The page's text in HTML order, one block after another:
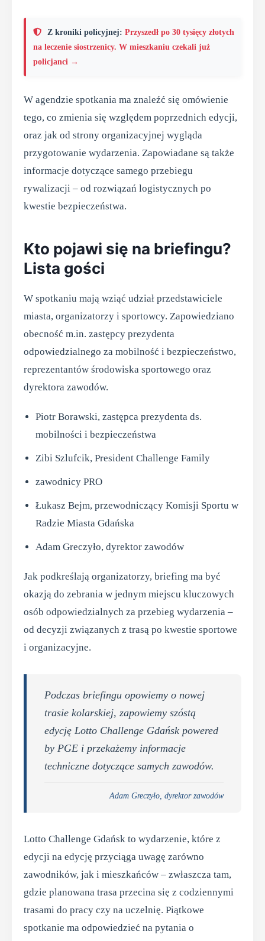
Z kroniki policyjnej: Przyszedł po 30 tysięcy złotych
na leczenie siostrzenicy. W mieszkaniu czekali już
policjanci →
W agendzie spotkania ma znaleźć się omówienie
tego, co zmienia się względem poprzednich edycji,
oraz jak od strony organizacyjnej wygląda
przygotowanie wydarzenia. Zapowiadane są także
informacje dotyczące samego przebiegu
rywalizacji – od rozwiązań logistycznych po
kwestie bezpieczeństwa.
Kto pojawi się na briefingu?
Lista gości
W spotkaniu mają wziąć udział przedstawiciele
miasta, organizatorzy i sportowcy. Zapowiedziano
obecność m.in. zastępcy prezydenta
odpowiedzialnego za mobilność i bezpieczeństwo,
reprezentantów środowiska sportowego oraz
dyrektora zawodów.
Piotr Borawski, zastępca prezydenta ds.
mobilności i bezpieczeństwa
Zibi Szlufcik, President Challenge Family
zawodnicy PRO
Łukasz Bejm, przewodniczący Komisji Sportu w
Radzie Miasta Gdańska
Adam Greczyło, dyrektor zawodów
Jak podkreślają organizatorzy, briefing ma być
okazją do zebrania w jednym miejscu kluczowych
osób odpowiedzialnych za przebieg wydarzenia –
od decyzji związanych z trasą po kwestie sportowe
i organizacyjne.
Podczas briefingu opowiemy o nowej
trasie kolarskiej, zapowiemy szóstą
edycję Lotto Challenge Gdańsk powered
by PGE i przekażemy informacje
techniczne dotyczące samych zawodów.
Adam Greczyło, dyrektor zawodów
Lotto Challenge Gdańsk to wydarzenie, które z
edycji na edycję przyciąga uwagę zarówno
zawodników, jak i mieszkańców – zwłaszcza tam,
gdzie planowana trasa przecina się z codziennymi
trasami do pracy czy na uczelnię. Piątkowe
spotkanie ma odpowiedzieć na pytania o